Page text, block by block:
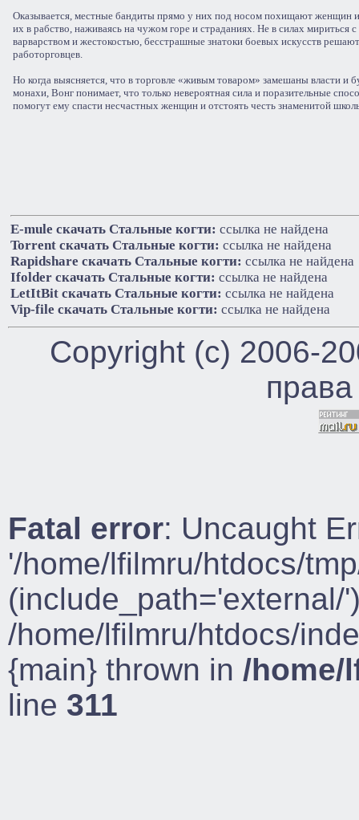
Оказывается, местные бандиты прямо у них под носом похищают женщин
их в рабство, наживаясь на чужом горе и страданиях. Не в силах мириться с
варварством и жестокостью, бесстрашные знатоки боевых искусств решают
работорговцев.
Но когда выясняется, что в торговле «живым товаром» замешаны власти и
монахи, Вонг понимает, что только невероятная сила и поразительные
помогут ему спасти несчастных женщин и отстоять честь знаменитой
E-mule cкачать Стальные когти: ссылка не найдена
Torrent cкачать Стальные когти: ссылка не найдена
Rapidshare cкачать Стальные когти: ссылка не найдена
Ifolder cкачать Стальные когти: ссылка не найдена
LetItBit cкачать Стальные когти: ссылка не найдена
Vip-file cкачать Стальные когти: ссылка не найдена
Copyright (c) 2006-
Fatal error: Uncaught
'/home/lfilmru/htdocs/
(include_path='external/
/home/lfilmru/htdocs/
{main} thrown in /home/
line 311